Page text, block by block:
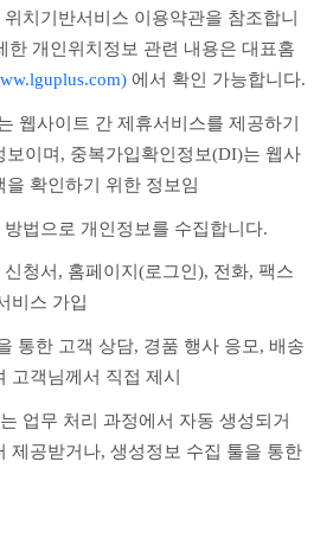
치기반서비스 이용약관을 참조합니
한 개인위치정보 관련 내용은 대표홈
에서 확인 가능합니다.
웹사이트 간 제휴서비스를 제공하기
보이며, 중복가입확인정보(DI)는 웹사
을 확인하기 위한 정보임
법으로 개인정보를 수집합니다.
신청서, 홈페이지(로그인), 전화, 팩스
비스 가입
통한 고객 상담, 경품 행사 응모, 배송
고객님께서 직접 제시
업무 처리 과정에서 자동 생성되거
제공받거나, 생성정보 수집 툴을 통한